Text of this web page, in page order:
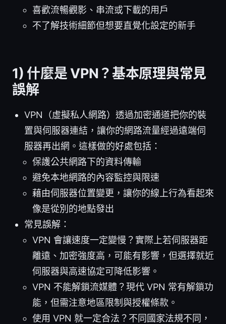
喜歡流暢觀影、串流或下載的用戶
不了解技術細節但想要直覺化設定的新手
1) 什麼是 VPN？基本原理與常見
誤解
VPN（虛擬私人網路）透過加密通道把你的裝
置與伺服器連結，讓你的網路流量經過遠端伺
服器再出網。這樣做的好處包括：
保護公共網路下的資料傳輸
避免本地網路的內容監控與限速
藉由伺服器位置變更，讓你的線上行為看起來
像是從別的地點發出
常見誤解：
VPN 會讓速度一定變慢？實際上若伺服器距
離遠、加密強度高，可能有影響，但選擇就近
伺服器與高速協定可降低影響。
VPN 不能解鎖流媒體？現代 VPN 常有解鎖功
能，但需注意地區限制與授權條款。
使用 VPN 就一定合法？不同國家法規不同，